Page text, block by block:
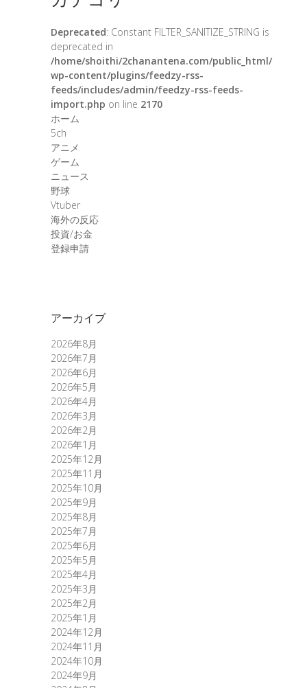
Deprecated: Constant FILTER_SANITIZE_STRING is
deprecated in
/home/shoithi/2chanantena.com/public_html/
wp-content/plugins/feedzy-rss-
feeds/includes/admin/feedzy-rss-feeds-
import.php on line 2170
ホーム
5ch
アニメ
ゲーム
ニュース
野球
Vtuber
海外の反応
投資/お金
登録申請
アーカイブ
2026年8月
2026年7月
2026年6月
2026年5月
2026年4月
2026年3月
2026年2月
2026年1月
2025年12月
2025年11月
2025年10月
2025年9月
2025年8月
2025年7月
2025年6月
2025年5月
2025年4月
2025年3月
2025年2月
2025年1月
2024年12月
2024年11月
2024年10月
2024年9月